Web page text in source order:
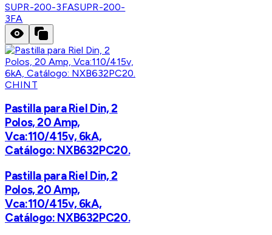
SUPR-200-3FASUPR-200-
3FA
CHINT
Pastilla para Riel Din, 2
Polos, 20 Amp,
Vca:110/415v, 6kA,
Catálogo: NXB632PC20.
Pastilla para Riel Din, 2
Polos, 20 Amp,
Vca:110/415v, 6kA,
Catálogo: NXB632PC20.